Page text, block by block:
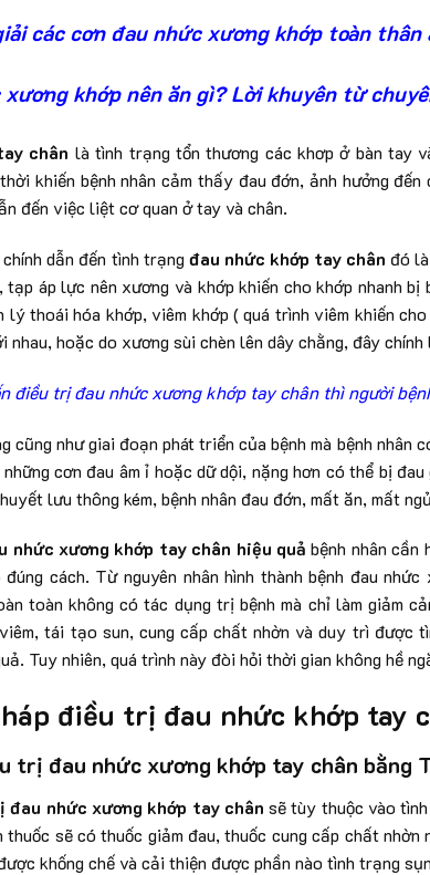
các cơn đau nhức xương khớp toàn
khớp nên ăn gì? Lời khuyên từ
chân là tình trạng tổn thương các khơp ở bàn tay
khiến bệnh nhân cảm thấy đau đớn, ảnh hưởng
đến việc liệt cơ quan ở tay và chân.
dẫn đến tình trạng đau nhức khớp tay chân đó
tạp áp lực nên xương và khớp khiến cho khớp nhanh
lý thoái hóa khớp, viêm khớp ( quá trình viêm khiến
hoặc do xương sùi chèn lên dây chằng, đây chính
điều trị đau nhức xương khớp tay chân thì người
cũng như giai đoạn phát triển của bệnh mà bệnh nhân
cơn đau âm ỉ hoặc dữ dội, nặng hơn có thể bị
lưu thông kém, bệnh nhân đau đớn, mất ăn, mất
nhức xương khớp tay chân hiệu quả bệnh nhân cần
cách. Từ nguyên nhân hình thành bệnh đau
toàn không có tác dụng trị bệnh mà chỉ làm giảm
tái tạo sun, cung cấp chất nhờn và duy trì được
Tuy nhiên, quá trình này đòi hỏi thời gian không hề
điều trị đau nhức khớp tay
trị đau nhức xương khớp tay chân bằng
nhức xương khớp tay chân sẽ tùy thuộc vào
thuốc sẽ có thuốc giảm đau, thuốc cung cấp chất
khống chế và cải thiện được phần nào tình trạng